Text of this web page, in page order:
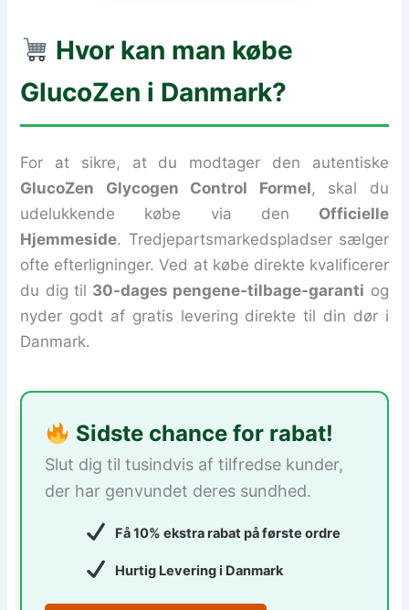
Hvor kan man købe
GlucoZen i Danmark?
For at sikre, at du modtager den autentiske
GlucoZen Glycogen Control Formel, skal du
udelukkende købe via den Officielle
Hjemmeside. Tredjepartsmarkedspladser sælger
ofte efterligninger. Ved at købe direkte kvalificerer
du dig til 30-dages pengene-tilbage-garanti og
nyder godt af gratis levering direkte til din dør i
Danmark.
Sidste chance for rabat!
Slut dig til tusindvis af tilfredse kunder,
der har genvundet deres sundhed.
Få 10% ekstra rabat på første ordre
Hurtig Levering i Danmark